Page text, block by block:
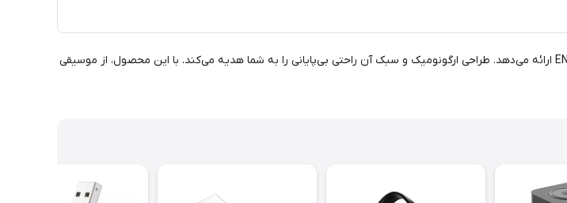
هندزفری گردنی ایس فست مدل N1، تجربه‌ای بی‌نظیر از صدای شفاف و بدون نویز را با قابلیت ENC ارائه می‌دهد. طراحی ارگونومیک و سبک آن راحتی بی‌پایانی را به شما هدیه می‌کند. با این محصول، از موسیقی